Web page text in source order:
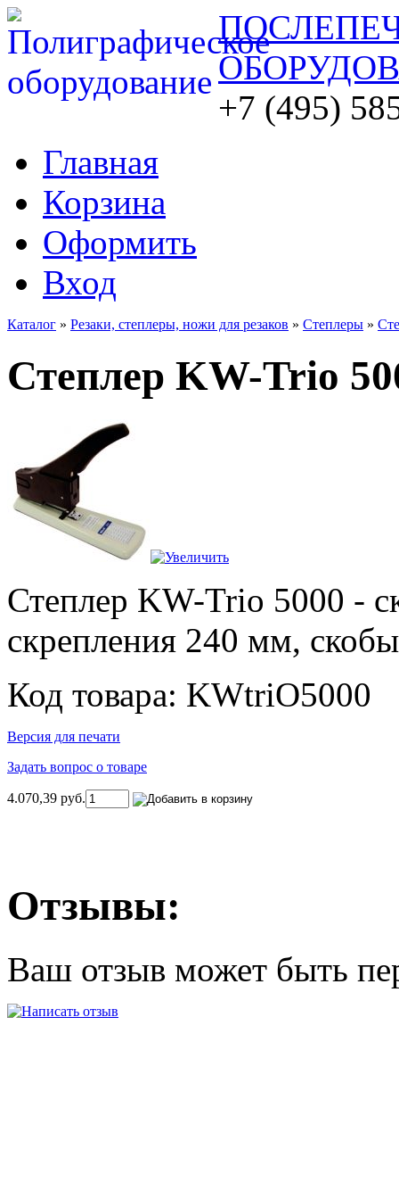
+7 (495)
Главная
Корзина
Оформить
Вход
Каталог » Резаки, степлеры, ножи для резаков » Степлеры »
Степлер KW-Trio
Степлер KW-Trio 5000 -
скрепления 240 мм,
Код товара: KWtriO5000
Версия для печати
Задать вопрос о товаре
4.070,39 руб.
Отзывы:
Ваш отзыв может быть